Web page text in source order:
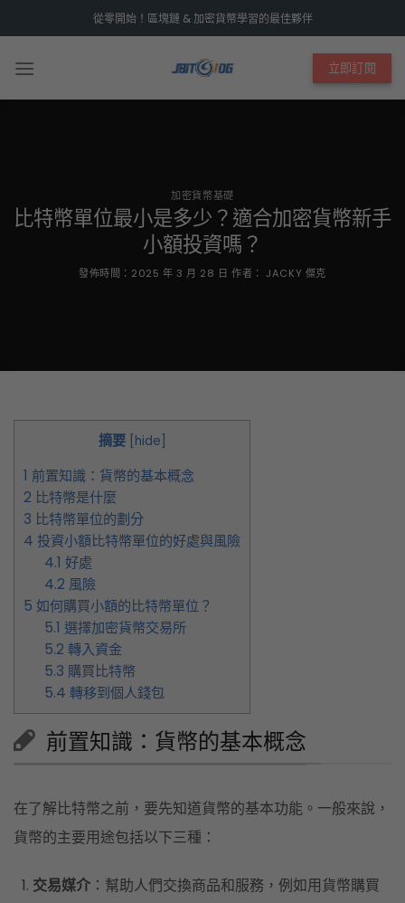
to
從零開始！區塊鏈 & 加密貨幣學習的最佳夥伴
立即訂閱
加密貨幣基礎
比特幣單位最小是多少？適合加密貨幣新手
小額投資嗎？
發佈時間： 2025 年 3 月 28 日 作者：JACKY 傑克
摘要 hide
1 前置知識：貨幣的基本概念
2 比特幣是什麼
3 比特幣單位的劃分
4 投資小額比特幣單位的好處與風險
4.1 好處
4.2 風險
5 如何購買小額的比特幣單位？
5.1 選擇加密貨幣交易所
5.2 轉入資金
5.3 購買比特幣
5.4 轉移到個人錢包
前置知識：貨幣的基本概念
在了解比特幣之前，要先知道貨幣的基本功能。一般來說，
貨幣的主要用途包括以下三種：
交易媒介：幫助人們交換商品和服務，例如用貨幣購買